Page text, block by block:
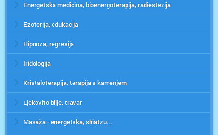
Energetska medicina, bioenergoterapija, radiestezija
Ezoterija, edukacija
Hipnoza, regresija
Iridologija
Kristaloterapija, terapija s kamenjem
Ljekovito bilje, travar
Masaža - energetska, shiatzu...